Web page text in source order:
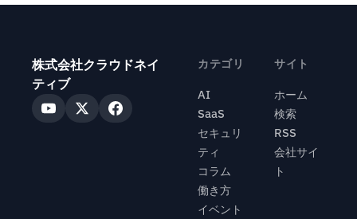
株式会社クラウドネイ
ティブ
カテゴリ
AI
SaaS
セキュリ
ティ
コラム
働き方
イベント
サイト
ホーム
検索
RSS
会社サイ
ト